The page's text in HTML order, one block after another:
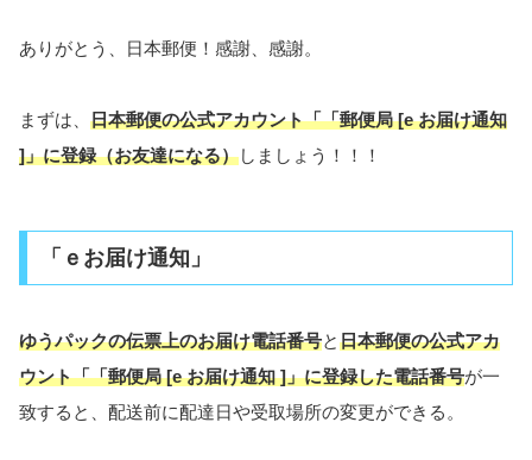
ありがとう、日本郵便！感謝、感謝。
まずは、 日本郵便の公式アカウント「「郵便局 [e お届け通知
]」に登録（お友達になる）しましょう！！！
「ｅお届け通知」
ゆうパックの伝票上のお届け電話番号と日本郵便の公式アカ
ウント「「郵便局 [e お届け通知 ]」に登録した電話番号が一
致すると、配送前に配達日や受取場所の変更ができる。